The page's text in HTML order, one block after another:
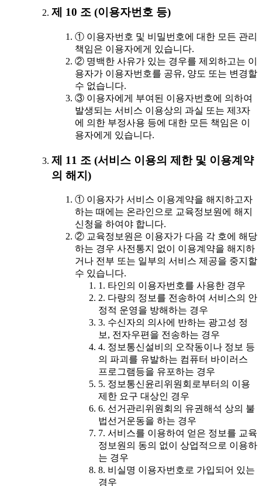
제 10 조 (이용자번호 등)
① 이용자번호 및 비밀번호에 대한 모든 관리
책임은 이용자에게 있습니다.
② 명백한 사유가 있는 경우를 제외하고는 이
용자가 이용자번호를 공유, 양도 또는 변경할
수 없습니다.
③ 이용자에게 부여된 이용자번호에 의하여
발생되는 서비스 이용상의 과실 또는 제3자
에 의한 부정사용 등에 대한 모든 책임은 이
용자에게 있습니다.
제 11 조 (서비스 이용의 제한 및 이용계약
의 해지)
① 이용자가 서비스 이용계약을 해지하고자
하는 때에는 온라인으로 교육정보원에 해지
신청을 하여야 합니다.
② 교육정보원은 이용자가 다음 각 호에 해당
하는 경우 사전통지 없이 이용계약을 해지하
거나 전부 또는 일부의 서비스 제공을 중지할
수 있습니다.
1. 타인의 이용자번호를 사용한 경우
2. 다량의 정보를 전송하여 서비스의 안
정적 운영을 방해하는 경우
3. 수신자의 의사에 반하는 광고성 정
보, 전자우편을 전송하는 경우
4. 정보통신설비의 오작동이나 정보 등
의 파괴를 유발하는 컴퓨터 바이러스
프로그램등을 유포하는 경우
5. 정보통신윤리위원회로부터의 이용
제한 요구 대상인 경우
6. 선거관리위원회의 유권해석 상의 불
법선거운동을 하는 경우
7. 서비스를 이용하여 얻은 정보를 교육
정보원의 동의 없이 상업적으로 이용하
는 경우
8. 비실명 이용자번호로 가입되어 있는
경우